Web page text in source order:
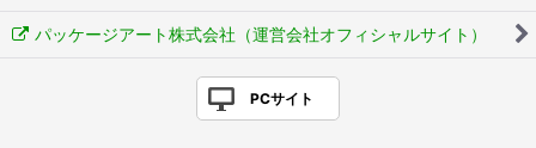
パッケージアート株式会社（運営会社オフィシャルサイト）
PCサイト